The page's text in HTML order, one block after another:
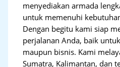
menyediakan armada
untuk memenuhi
Dengan begitu kami siap
perjalanan Anda, baik
maupun bisnis. Kami
Sumatra, Kalimantan, dan